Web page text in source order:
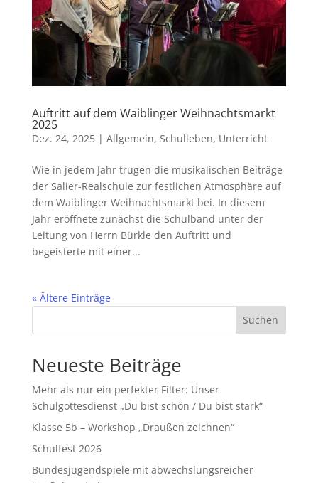
Auftritt auf dem Waiblinger Weihnachtsmarkt
2025
Dez. 24, 2025| Allgemein, Schulleben, Unterricht
Wie in jedem Jahr trugen die musikalischen Beiträge
der Salier-Realschule zur festlichen Atmosphäre auf
dem Waiblinger Weihnachtsmarkt bei. In diesem
Jahr eröffnete zunächst die Schulband unter der
Leitung von Herrn Bürkle den Auftritt und
begeisterte mit einer...
« Ältere Einträge
Suchen
Neueste Beiträge
Mehr als nur ein perfekter Filter: Unser
Schulgottesdienst „Du bist schön / Du bist stark“
Klasse 5b – Workshop „Draußen zeichnen“
Schulfest 2026
Bundesjugendspiele mit abwechslungsreicher